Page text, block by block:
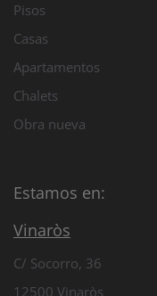
Pisos
Casas
Apartamentos
Chalets
Obra nueva
Estamos en:
Vinaròs
C/ Socorro, 36
12500 Vinaròs